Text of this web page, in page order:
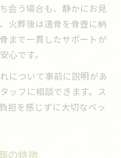
会う場合も、静かにお見
火葬後は遺骨を骨壺に納
まで一貫したサポートが
心です。
について事前に説明があ
ッフに相談できます。ス
担を感じずに大切なペッ
の特徴